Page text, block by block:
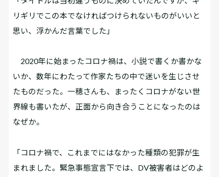
リギリでこの本でなければつけられないものがいいと
思い、浮かんだ言葉でした」
2020年に始まったコロナ禍は、小説で書くか書かな
いか、数年にわたって作家たちの中で迷いを生じさせ
たものだった。一穂さんも、まったくコロナがない世
界線も書いたが、正面から向き合うことになったのは
なぜか。
「コロナ禍で、これまでにはなかった種類の犯罪が生
まれました。緊急事態宣言下では、DV被害者はどのよ